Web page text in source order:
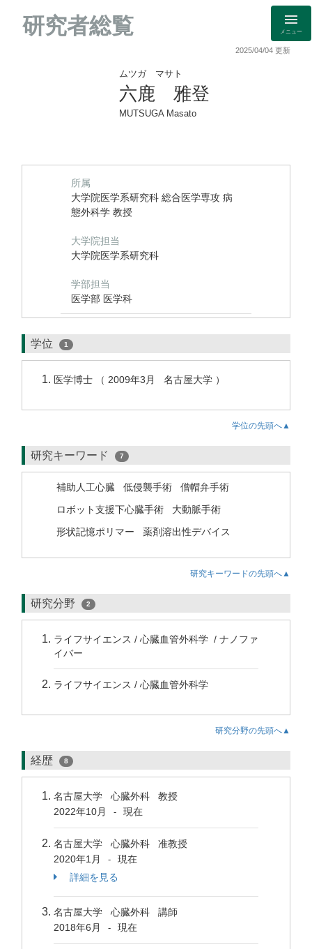
研究者総覧 メニュー
2025/04/04 更新
ムツガ マサト
六鹿 雅登
MUTSUGA Masato
所属
大学院医学系研究科 総合医学専攻 病
態外科学 教授
大学院担当
大学院医学系研究科
学部担当
医学部 医学科
学位 1
医学博士 （ 2009年3月 名古屋大学 ）
学位の先頭へ▲
研究キーワード 7
補助人工心臓 低侵襲手術
僧帽弁手術
ロボット支援下心臓手術
大動脈手術
形状記憶ポリマー
薬剤溶出性デバイス
研究キーワードの先頭へ▲
研究分野 2
ライフサイエンス / 心臓血管外科学 / ナノファ
イバー
ライフサイエンス / 心臓血管外科学
研究分野の先頭へ▲
経歴 8
名古屋大学 心臓外科 教授
2022年10月
- 現在
名古屋大学 心臓外科 准教授
2020年1月
-
現在
詳細を見る
名古屋大学 心臓外科 講師
2018年6月
- 現在